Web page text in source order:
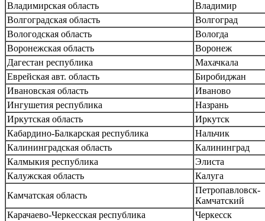
Владимирская область
Владимир
Волгоградская область
Волгоград
Вологодская область
Вологда
Воронежская область
Воронеж
Дагестан республика
Махачкала
Еврейская авт. область
Биробиджан
Ивановская область
Иваново
Ингушетия республика
Назрань
Иркутская область
Иркутск
Кабардино-Балкарская республика
Нальчик
Калининградская область
Калининград
Калмыкия республика
Элиста
Калужская область
Калуга
Камчатская область
Петропавловск-
Камчатский
Карачаево-Черкесская республика
Черкесск